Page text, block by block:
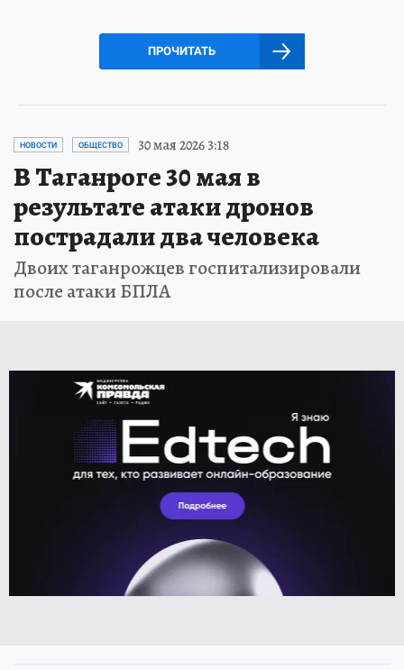
ПРОЧИТАТЬ
НОВОСТИ ОБЩЕСТВО 30 мая 2026 3:18
В Таганроге 30 мая в
результате атаки дронов
пострадали два человека
Двоих таганрожцев госпитализировали
после атаки БПЛА